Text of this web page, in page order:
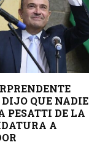
DIJO QUE NADIE
PESATTI DE LA
A